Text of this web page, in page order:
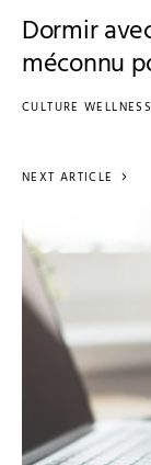
Dormir
méconnu
CULTURE WELLNESS
NEXT ARTICLE